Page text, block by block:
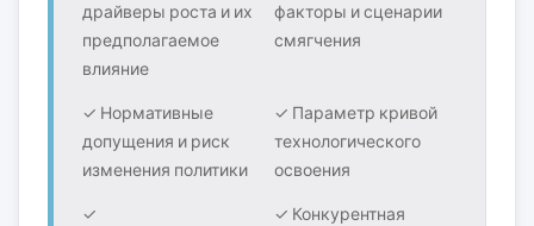
драйверы роста и их
предполагаемое
влияние
факторы и сценарии
смягчения
✓ Нормативные
допущения и риск
изменения политики
✓ Параметр кривой
технологического
освоения
✓
✓ Конкурентная